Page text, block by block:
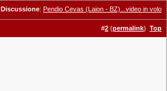
Discussione: Pendio Cevas (Laion - BZ)...video in volo
#2 (permalink) Top